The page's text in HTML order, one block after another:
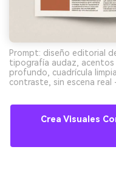
Prompt: diseño editorial
tipografía audaz,
profundo, cuadrícula
contraste, sin escena real
Crea Visuales